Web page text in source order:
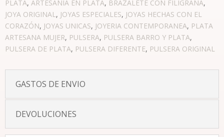
PLATA, ARTESANIA EN PLATA, BRAZALETE CON FILIGRANA,
JOYA ORIGINAL, JOYAS ESPECIALES, JOYAS HECHAS CON EL
CORAZÓN, JOYAS UNICAS, JOYERIA CONTEMPORANEA, PLATA
ARTESANA MUJER, PULSERA, PULSERA BARRO Y PLATA,
PULSERA DE PLATA, PULSERA DIFERENTE, PULSERA ORIGINAL
GASTOS DE ENVIO
DEVOLUCIONES